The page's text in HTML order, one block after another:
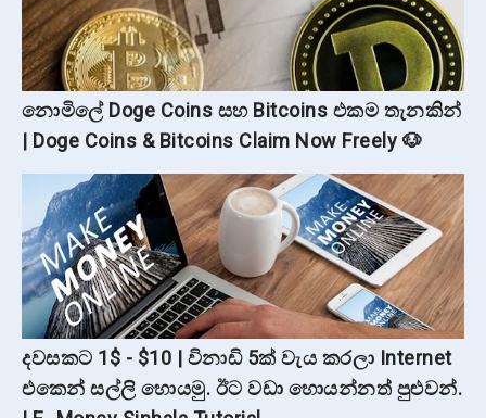
නොමිලේ Doge Coins සහ Bitcoins එකම තැනකින්
| Doge Coins & Bitcoins Claim Now Freely 🐶
දවසකට 1$ - $10 | විනාඩි 5ක් වැය කරලා Internet
එකෙන් සල්ලි හොයමු. ඊට වඩා හොයන්නත් පුළුවන්.